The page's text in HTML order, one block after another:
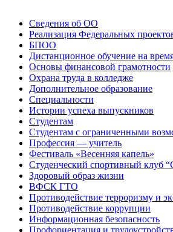
Сведения об ОО
Реализация Федеральных
БПОО
Дистанционное обучение на
Основы финансовой грамотности
Охрана труда в колледже
Дополнительное образование
Специальности
Истории успеха выпускников
Студентам
Студентам с ограниченными
Профессия — учитель
Фестиваль «Весенняя капель»
Студенческий спортивный
Здоровый образ жизни
ВФСК ГТО
Противодействие терроризму и
Противодействие коррупции
Информационная безопасность
Профориентация и